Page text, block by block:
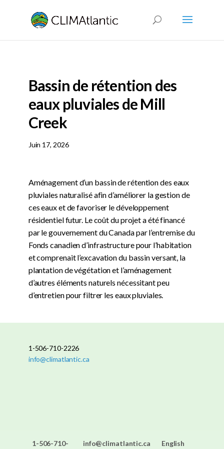
Bassin de rétention des
eaux pluviales de Mill
Creek
Juin 17, 2026
Aménagement d’un bassin de rétention des eaux
pluviales naturalisé afin d’améliorer la gestion de
ces eaux et de favoriser le développement
résidentiel futur. Le coût du projet a été financé
par le gouvernement du Canada par l’entremise du
Fonds canadien d’infrastructure pour l’habitation
et comprenait l’excavation du bassin versant, la
plantation de végétation et l’aménagement
d’autres éléments naturels nécessitant peu
d’entretien pour filtrer les eaux pluviales.
1-506-710-2226
info@climatlantic.ca
1-506-710- info@climatlantic.ca English